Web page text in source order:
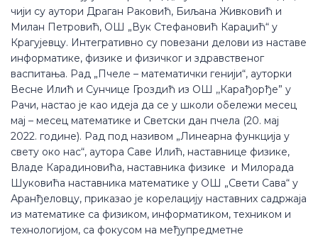
чији су аутори Драган Раковић, Биљана Живковић и
Милан Петровић, ОШ „Вук Стефановић Караџић“ у
Крагујевцу. Интегративно су повезани делови из наставе
информатике, физике и физичког и здравственог
васпитања. Рад „Пчеле – математички генији“, ауторки
Весне Илић и Сунчице Гроздић из ОШ ,,Карађорђе” у
Рачи, настао је као идеја да се у школи обележи месец
мај – месец математике и Светски дан пчела (20. мај
2022. године). Рад под називом „Линеарна функција у
свету око нас“, аутора Саве Илић, наставнице физике,
Владе Карадиновића, наставника физике и Милорада
Шуковића наставника математике у ОШ „Свети Сава“ у
Аранђеловцу, приказао је корелацију наставних садржаја
из математике са физиком, информатиком, техником и
технологијом, са фокусом на међупредметне